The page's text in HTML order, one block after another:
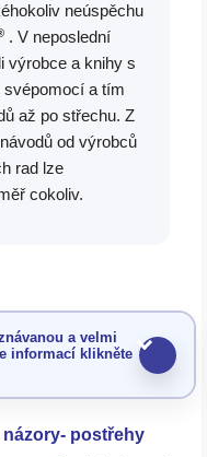
neúspěchu
. V neposlední
výrobce a knihy s
svépomocí a tím
až po střechu. Z
od výrobců
rad lze
cokoliv.
a velmi
informací klikněte
názory- postřehy